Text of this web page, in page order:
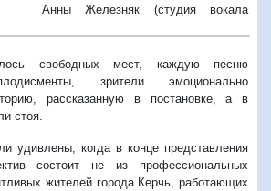
Анны Железняк (студия вокала
свободных мест, каждую песню
зрители эмоционально
рассказанную в постановке, а в
стоя.
удивлены, когда в конце представления
состоит не из профессиональных
жителей города Керчь, работающих